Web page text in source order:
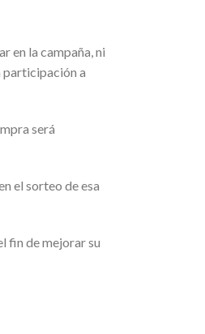
en la campaña, ni
participación a
será
el sorteo de esa
fin de mejorar su